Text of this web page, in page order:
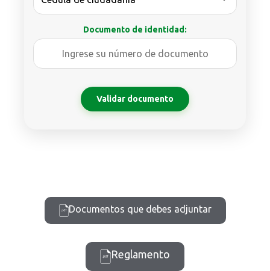
Documento de identidad:
Validar documento
Documentos que debes adjuntar
Reglamento